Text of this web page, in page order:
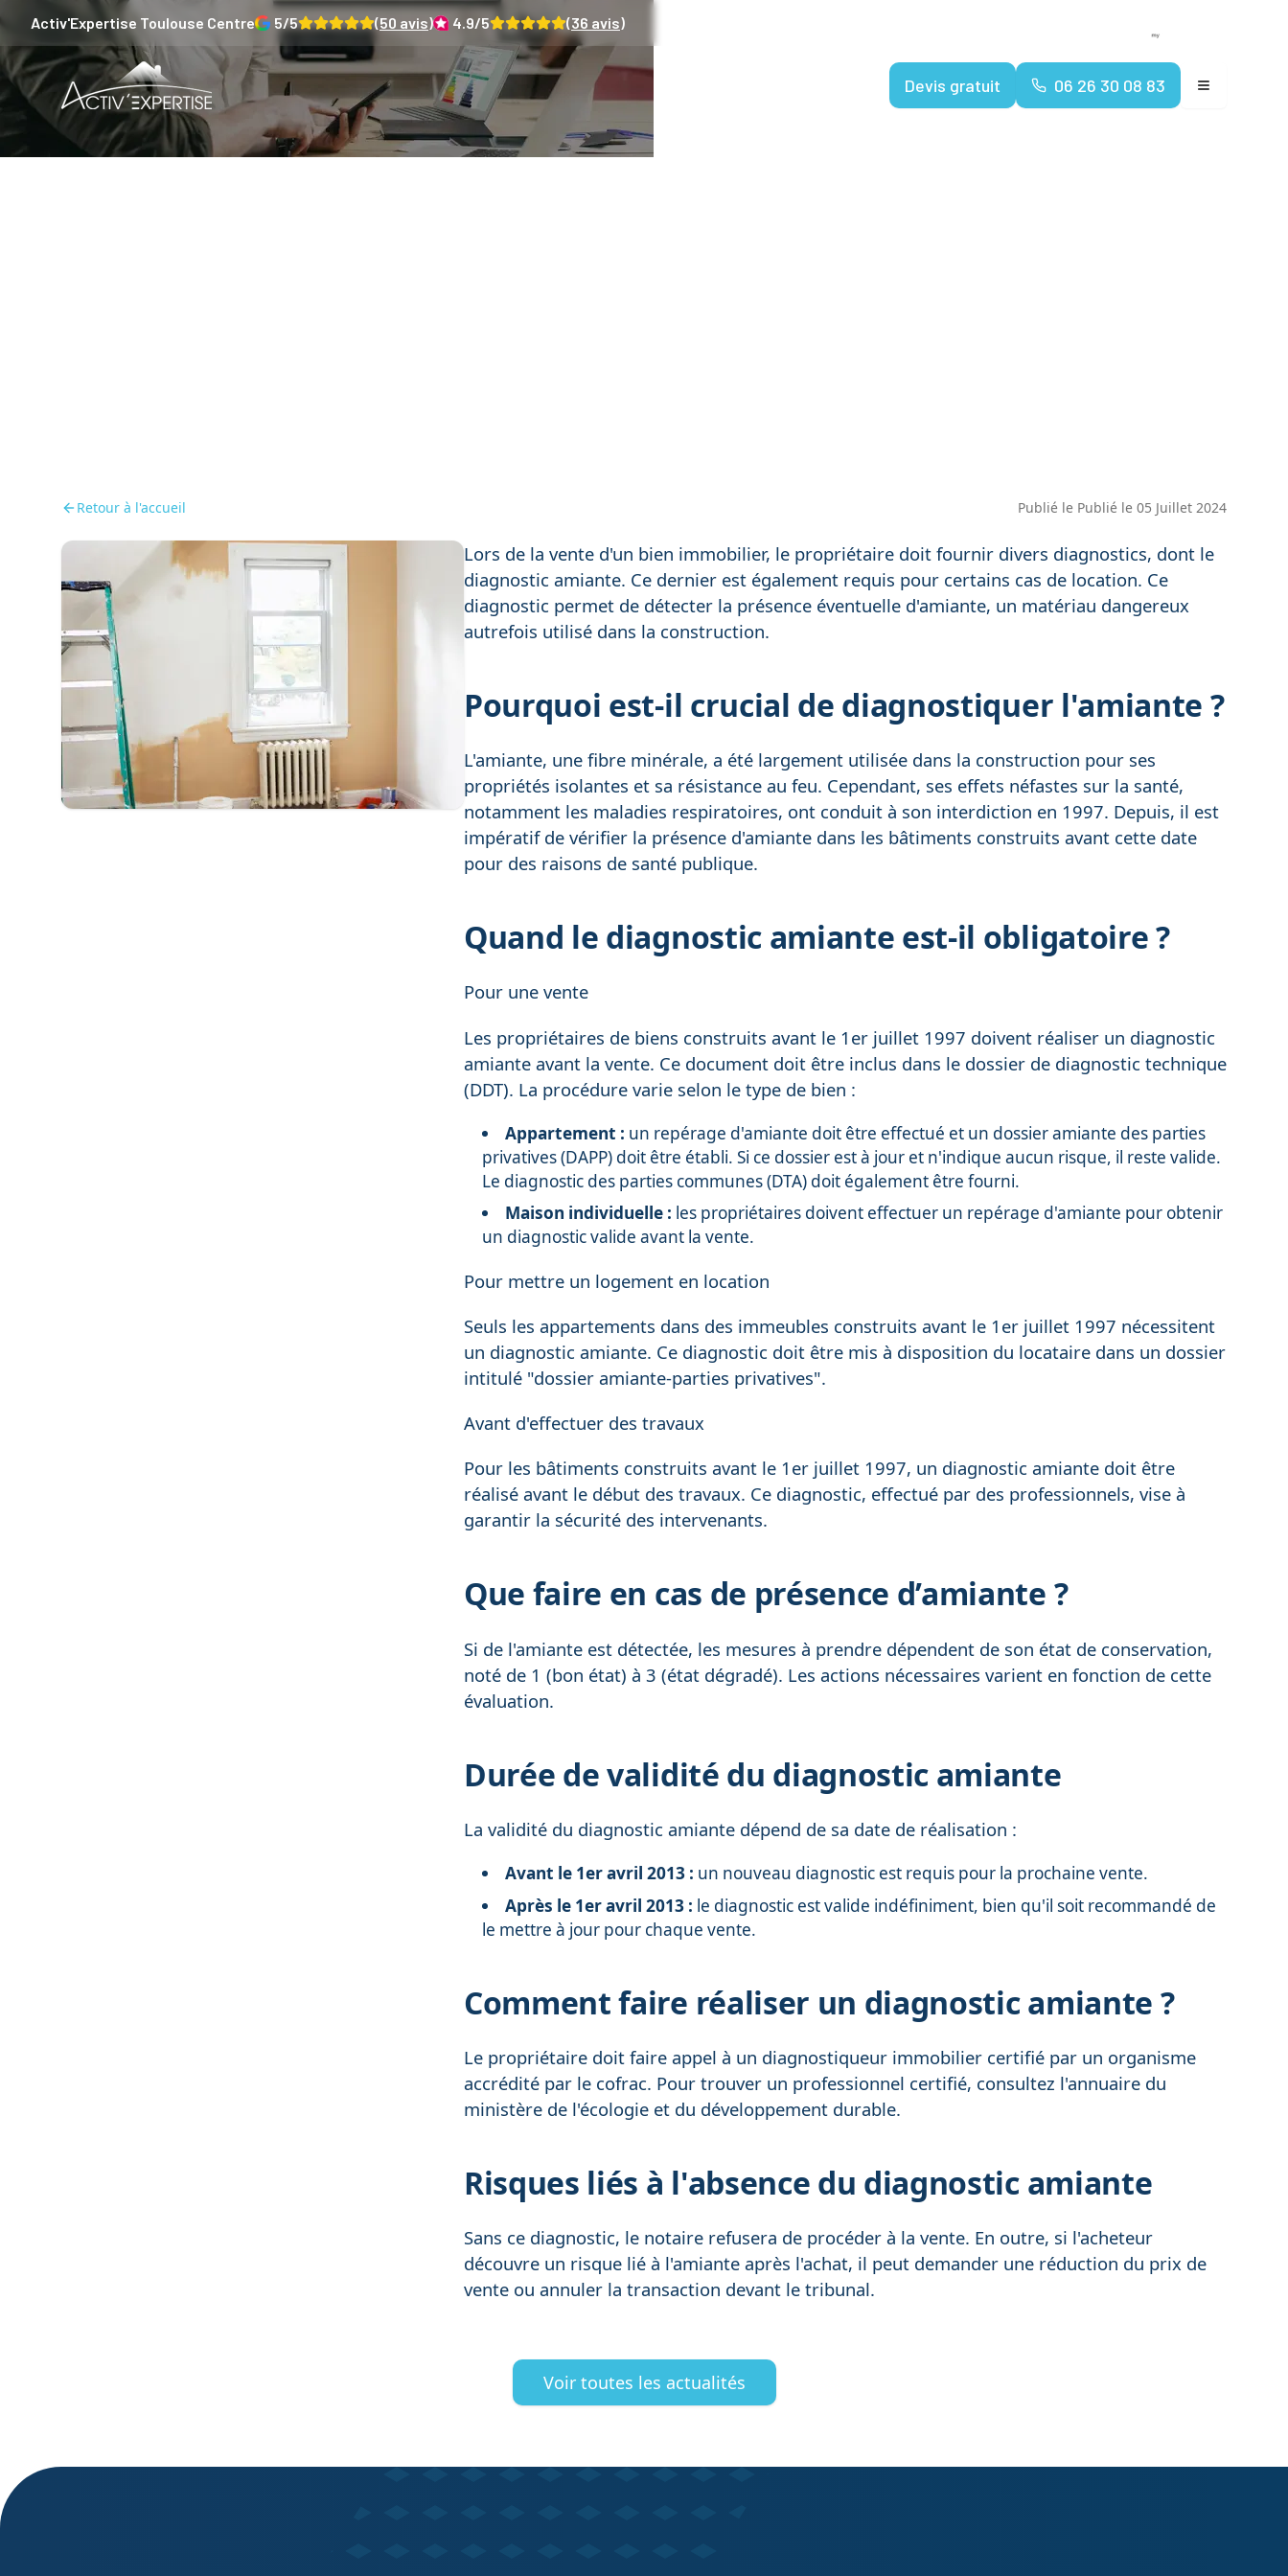
Activ'Expertise Toulouse Centre 5/5 (50 avis) 4.9/5 (36 avis)
Devis gratuit 06 26 30 08 83
Retour à l'accueil Publié le Publié le 05 Juillet 2024
Lors de la vente d'un bien immobilier, le propriétaire doit fournir divers diagnostics, dont le
diagnostic amiante. Ce dernier est également requis pour certains cas de location. Ce
diagnostic permet de détecter la présence éventuelle d'amiante, un matériau dangereux
autrefois utilisé dans la construction.
Pourquoi est-il crucial de diagnostiquer l'amiante ?
L'amiante, une fibre minérale, a été largement utilisée dans la construction pour ses
propriétés isolantes et sa résistance au feu. Cependant, ses effets néfastes sur la santé,
notamment les maladies respiratoires, ont conduit à son interdiction en 1997. Depuis, il est
impératif de vérifier la présence d'amiante dans les bâtiments construits avant cette date
pour des raisons de santé publique.
Quand le diagnostic amiante est-il obligatoire ?
Pour une vente
Les propriétaires de biens construits avant le 1er juillet 1997 doivent réaliser un diagnostic
amiante avant la vente. Ce document doit être inclus dans le dossier de diagnostic technique
(DDT). La procédure varie selon le type de bien :
Appartement : un repérage d'amiante doit être effectué et un dossier amiante des parties
privatives (DAPP) doit être établi. Si ce dossier est à jour et n'indique aucun risque, il reste valide.
Le diagnostic des parties communes (DTA) doit également être fourni.
Maison individuelle : les propriétaires doivent effectuer un repérage d'amiante pour obtenir
un diagnostic valide avant la vente.
Pour mettre un logement en location
Seuls les appartements dans des immeubles construits avant le 1er juillet 1997 nécessitent
un diagnostic amiante. Ce diagnostic doit être mis à disposition du locataire dans un dossier
intitulé "dossier amiante-parties privatives".
Avant d'effectuer des travaux
Pour les bâtiments construits avant le 1er juillet 1997, un diagnostic amiante doit être
réalisé avant le début des travaux. Ce diagnostic, effectué par des professionnels, vise à
garantir la sécurité des intervenants.
Que faire en cas de présence d’amiante ?
Si de l'amiante est détectée, les mesures à prendre dépendent de son état de conservation,
noté de 1 (bon état) à 3 (état dégradé). Les actions nécessaires varient en fonction de cette
évaluation.
Durée de validité du diagnostic amiante
La validité du diagnostic amiante dépend de sa date de réalisation :
Avant le 1er avril 2013 : un nouveau diagnostic est requis pour la prochaine vente.
Après le 1er avril 2013 : le diagnostic est valide indéfiniment, bien qu'il soit recommandé de
le mettre à jour pour chaque vente.
Comment faire réaliser un diagnostic amiante ?
Le propriétaire doit faire appel à un diagnostiqueur immobilier certifié par un organisme
accrédité par le cofrac. Pour trouver un professionnel certifié, consultez l'annuaire du
ministère de l'écologie et du développement durable.
Risques liés à l'absence du diagnostic amiante
Sans ce diagnostic, le notaire refusera de procéder à la vente. En outre, si l'acheteur
découvre un risque lié à l'amiante après l'achat, il peut demander une réduction du prix de
vente ou annuler la transaction devant le tribunal.
Voir toutes les actualités